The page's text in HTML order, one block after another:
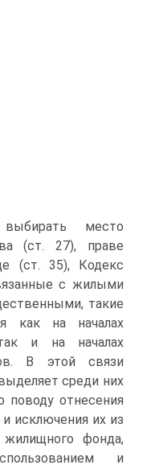
место
(ст. 27), праве
(ст. 35), Кодекс
с жилыми
такие
как на началах
и на началах
В этой связи
среди них
поводу отнесения
исключения их из
фонда,
и